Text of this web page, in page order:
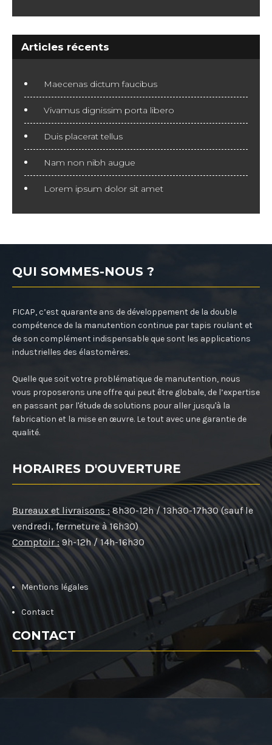
Articles récents
Maecenas dictum faucibus
Vivamus dignissim porta libero
Duis placerat tellus
Nam non nibh augue
Lorem ipsum dolor sit amet
QUI SOMMES-NOUS ?
FICAP, c’est quarante ans de développement de la double
compétence de la manutention continue par tapis roulant et
de son complément indispensable que sont les applications
industrielles des élastomères.
Quelle que soit votre problématique de manutention, nous
vous proposerons une offre qui peut être globale, de l’expertise
en passant par l'étude de solutions pour aller jusqu'à la
fabrication et la mise en œuvre. Le tout avec une garantie de
qualité.
HORAIRES D'OUVERTURE
Bureaux et livraisons : 8h30-12h / 13h30-17h30 (sauf le
vendredi, fermeture à 16h30)
Comptoir : 9h-12h / 14h-16h30
Mentions légales
Contact
CONTACT